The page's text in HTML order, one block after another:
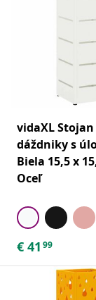
vidaXL
dáždniky s
Biela 15,5 x
Oceľ
€ 41 99